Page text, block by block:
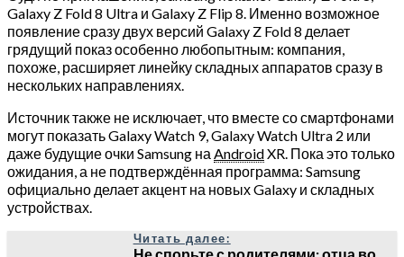
Galaxy Z Fold 8 Ultra и Galaxy Z Flip 8. Именно возможное
появление сразу двух версий Galaxy Z Fold 8 делает
грядущий показ особенно любопытным: компания,
похоже, расширяет линейку складных аппаратов сразу в
нескольких направлениях.
Источник также не исключает, что вместе со смартфонами
могут показать Galaxy Watch 9, Galaxy Watch Ultra 2 или
даже будущие очки Samsung на AndroidXR. Пока это только
ожидания, а не подтверждённая программа: Samsung
официально делает акцент на новых Galaxy и складных
устройствах.
Читать далее: